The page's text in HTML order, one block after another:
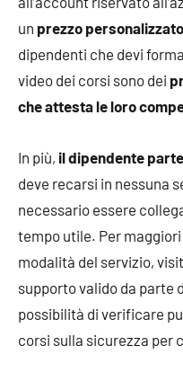
un prezzo personalizzato
dipendenti che devi
video dei corsi sono dei
che attesta le loro
In più, il dipendente
deve recarsi in nessuna
necessario essere
tempo utile. Per
modalità del servizio,
supporto valido da parte
possibilità di verificare
corsi sulla sicurezza per